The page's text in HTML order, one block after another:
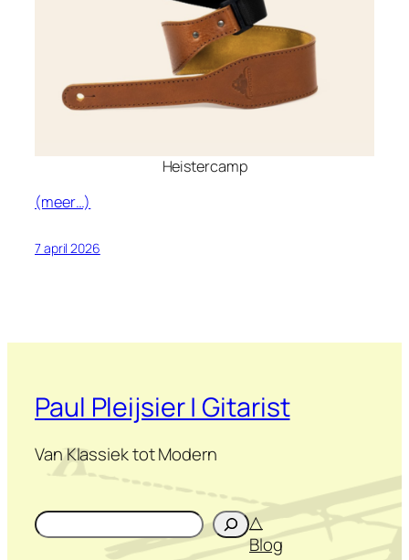
Heistercamp
(meer…)
7 april 2026
Paul Pleijsier | Gitarist
Van Klassiek tot Modern
Zoeken
△
Blog